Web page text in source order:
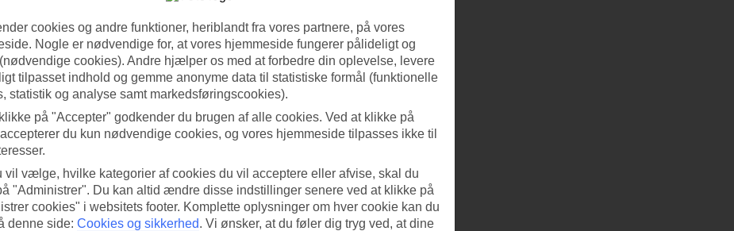
cookies og andre funktioner, heriblandt fra vores partnere, på vores
Nogle er nødvendige for, at vores hjemmeside fungerer pålideligt og
cookies). Andre hjælper os med at forbedre din oplevelse, levere
tilpasset indhold og gemme anonyme data til statistiske formål (funktionelle
statistik og analyse samt markedsføringscookies).
på "Accepter" godkender du brugen af alle cookies. Ved at klikke på
du kun nødvendige cookies, og vores hjemmeside tilpasses ikke til
vil vælge, hvilke kategorier af cookies du vil acceptere eller afvise, skal du
"Administrer". Du kan altid ændre disse indstillinger senere ved at klikke på
cookies" i websitets footer. Komplette oplysninger om hver cookie kan du
denne side: Cookies og sikkerhed. Vi ønsker, at du føler dig tryg ved, at dine